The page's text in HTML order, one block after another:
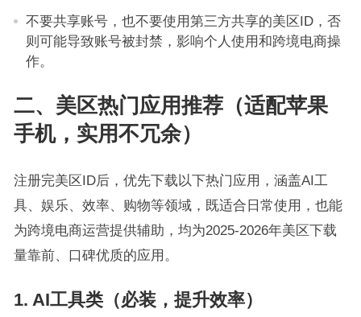
不要共享账号，也不要使用第三方共享的美区ID，否
则可能导致账号被封禁，影响个人使用和跨境电商操
作。
二、美区热门应用推荐（适配苹果
手机，实用不冗余）
注册完美区ID后，优先下载以下热门应用，涵盖AI工
具、娱乐、效率、购物等领域，既适合日常使用，也能
为跨境电商运营提供辅助，均为2025-2026年美区下载
量靠前、口碑优质的应用。
1. AI工具类（必装，提升效率）